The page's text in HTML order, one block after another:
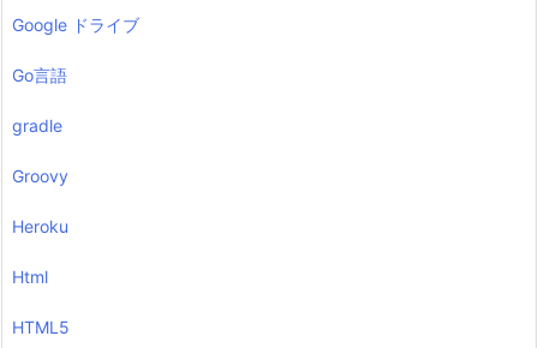
Google ドライブ
Go言語
gradle
Groovy
Heroku
Html
HTML5